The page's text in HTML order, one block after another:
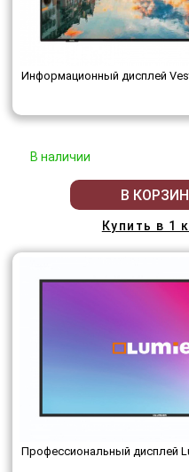
Информационный дисплей
В наличии
В
Купить в 1
Профессиональный дисплей